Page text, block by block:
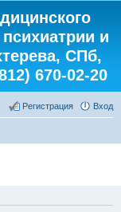
и
СПб,
670-02-20
Вход
Регистрация